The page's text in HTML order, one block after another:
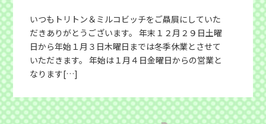
いつもトリトン＆ミルコビッチをご贔屓にしていた
だきありがとうございます。 年末１２月２９日土曜
日から年始１月３日木曜日までは冬季休業とさせて
いただきます。 年始は１月４日金曜日からの営業と
なります[…]